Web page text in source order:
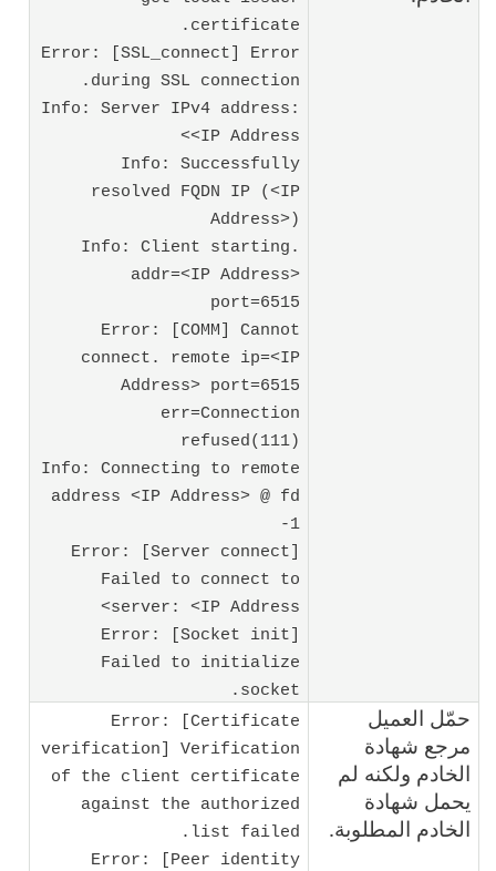
certificate.
Error: [SSL_connect] Error
during SSL connection.
Info: Server IPv4 address:
<IP Address>
Info: Successfully
resolved FQDN IP (<IP
Address>)
Info: Client starting.
addr=<IP Address>
port=6515
Error: [COMM] Cannot
connect. remote ip=<IP
Address> port=6515
err=Connection
refused(111)
Info: Connecting to remote
address <IP Address> @ fd
-1
Error: [Server connect]
Failed to connect to
server: <IP Address>
Error: [Socket init]
Failed to initialize
socket.
حمّل العميل
مرجع شهادة
الخادم ولكنه لم
يحمل شهادة
الخادم المطلوبة.
Error: [Certificate
verification] Verification
of the client certificate
against the authorized
list failed.
Error: [Peer identity